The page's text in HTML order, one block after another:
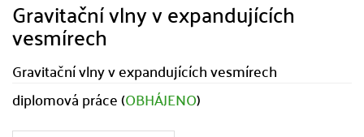
Gravitační vlny v expandujících
vesmírech
Gravitační vlny v expandujících vesmírech
diplomová práce (OBHÁJENO)